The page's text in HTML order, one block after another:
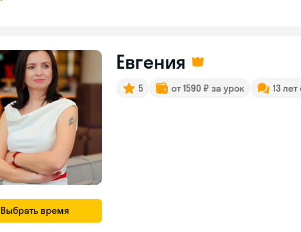
Выбрать время
Евгения
5 от 1590 ₽ за урок 13